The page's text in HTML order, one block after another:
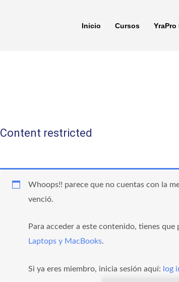
Inicio Cursos YraPro
Content restricted
Whoops!! parece que no cuentas con la
venció.
Para acceder a este contenido, tienes
Laptops y MacBooks.
Si ya eres miembro, inicia sesión aquí: log